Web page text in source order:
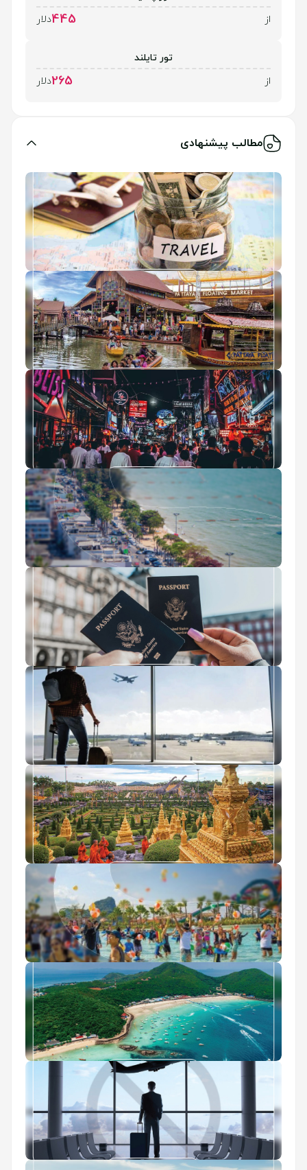
از
445دلار
تور تایلند
از
265دلار
مطالب پیشنهادی
ارز مسافرتی
بازار شناور پاتایا
تفریحات شبانه پاتایا
ساحل جامتین پاتایا
ثبت نام آنلاین پاسپورت
عوارض خروج از کشور 1405
باغ استوایی نانگ نوچ پاتایا
پارک آبی رامایانا پاتایا
جزیره مرجانی پاتایا